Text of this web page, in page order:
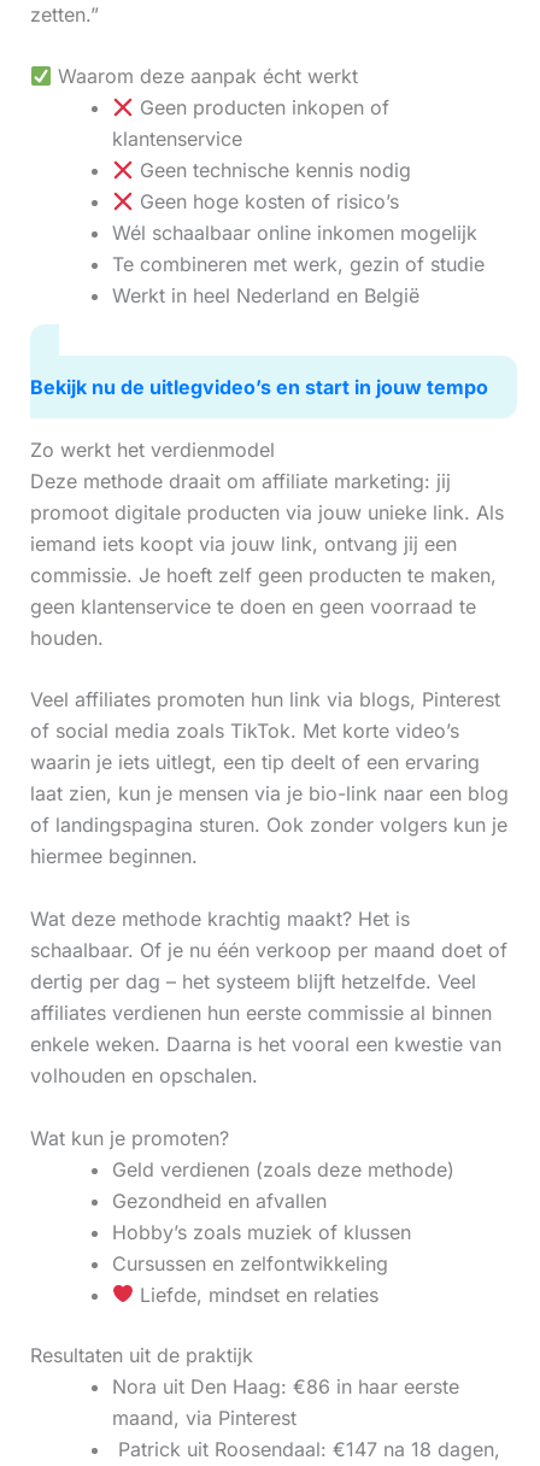
zetten.”
Waarom deze aanpak écht werkt
Geen producten inkopen of
klantenservice
Geen technische kennis nodig
Geen hoge kosten of risico’s
Wél schaalbaar online inkomen mogelijk
Te combineren met werk, gezin of studie
Werkt in heel Nederland en België
Bekijk nu de uitlegvideo’s en start in jouw tempo
Zo werkt het verdienmodel
Deze methode draait om affiliate marketing: jij
promoot digitale producten via jouw unieke link. Als
iemand iets koopt via jouw link, ontvang jij een
commissie. Je hoeft zelf geen producten te maken,
geen klantenservice te doen en geen voorraad te
houden.
Veel affiliates promoten hun link via blogs, Pinterest
of social media zoals TikTok. Met korte video’s
waarin je iets uitlegt, een tip deelt of een ervaring
laat zien, kun je mensen via je bio-link naar een blog
of landingspagina sturen. Ook zonder volgers kun je
hiermee beginnen.
Wat deze methode krachtig maakt? Het is
schaalbaar. Of je nu één verkoop per maand doet of
dertig per dag – het systeem blijft hetzelfde. Veel
affiliates verdienen hun eerste commissie al binnen
enkele weken. Daarna is het vooral een kwestie van
volhouden en opschalen.
Wat kun je promoten?
Geld verdienen (zoals deze methode)
Gezondheid en afvallen
Hobby’s zoals muziek of klussen
Cursussen en zelfontwikkeling
Liefde, mindset en relaties
Resultaten uit de praktijk
Nora uit Den Haag: €86 in haar eerste
maand, via Pinterest
‍ Patrick uit Roosendaal: €147 na 18 dagen,